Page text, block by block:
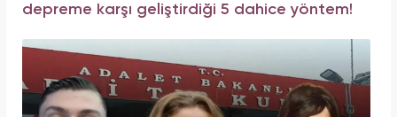
depreme karşı geliştirdiği 5 dahice yöntem!